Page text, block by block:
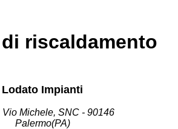
riscaldamento
Lodato Impianti
Vio Michele, SNC - 90146
Palermo(PA)